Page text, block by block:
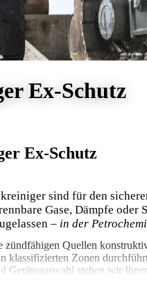
Ex-Schutz
Ex-Schutz
sind für den
Gase, Dämpfe oder
– in der
zündfähigen Quellen
klassifizierten Zonen
Geräteauswahl stehen wir